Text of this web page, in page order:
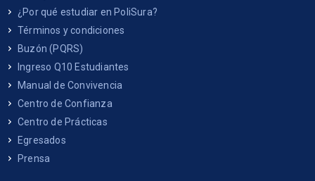
¿Por qué estudiar en PoliSura?
Términos y condiciones
Buzón (PQRS)
Ingreso Q10 Estudiantes
Manual de Convivencia
Centro de Confianza
Centro de Prácticas
Egresados
Prensa